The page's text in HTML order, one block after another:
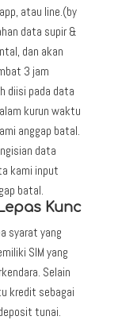
atau line.(by
data supir &
dan akan
3 jam
diisi pada data
kurun waktu
anggap batal.
data
kami input
batal.
Kunc
syarat yang
SIM yang
Selain
kredit sebagai
tunai.